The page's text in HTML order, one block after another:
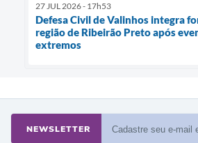
27 JUL 2026 - 17h53
Defesa Civil de Valinhos integra
região de Ribeirão Preto após
extremos
NEWSLETTER